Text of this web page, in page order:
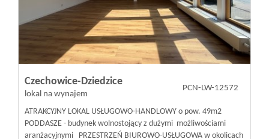
Czechowice-Dziedzice
lokal na wynajem
PCN-LW-12572
ATRAKCYJNY LOKAL USŁUGOWO-HANDLOWY o pow. 49m2
PODDASZE - budynek wolnostojący z dużymi możliwościami
aranżacyjnymi PRZESTRZEŃ BIUROWO-USŁUGOWA w okolicach